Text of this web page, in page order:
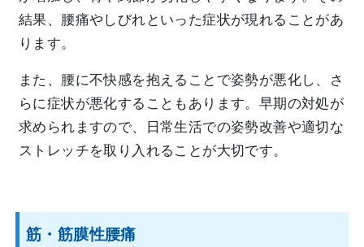
結果、腰痛やしびれといった症状が現れることがあ
ります。
また、腰に不快感を抱えることで姿勢が悪化し、さ
らに症状が悪化することもあります。早期の対処が
求められますので、日常生活での姿勢改善や適切な
ストレッチを取り入れることが大切です。
筋・筋膜性腰痛